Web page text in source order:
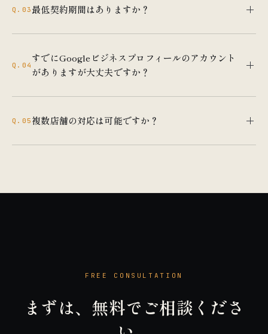
を伺い、投稿内容を提案します。写真の提供が難しい場合
Q.03 最低契約期間はありますか？
けます。ただし、Googleマップ運用の効果は継続すること
で高まるため、3ヶ月以上の継続をおすすめしています。
Q.04
すでにGoogleビジネスプロフィールのアカウント
がありますが大丈夫ですか？
いたします。まだアカウントをお持ちでない場合は、新規
Q.05 複数店舗の対応は可能ですか？
FREE CONSULTATION
まずは、無料でご相談くださ